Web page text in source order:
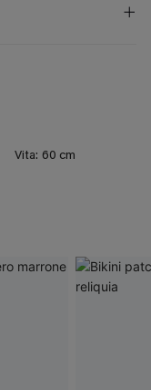
Vita: 60 cm